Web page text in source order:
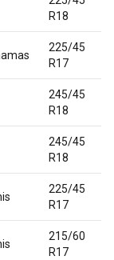
R18
225/45
R17
245/45
R18
245/45
R18
225/45
R17
215/60
R17